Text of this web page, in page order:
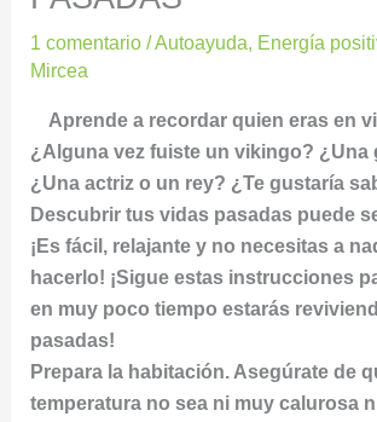
1 comentario /Autoayuda, Energía
Mircea
Aprende a recordar quien eras en
¿Alguna vez fuiste un vikingo? ¿Una
¿Una actriz o un rey? ¿Te gustaría
Descubrir tus vidas pasadas puede
¡Es fácil, relajante y no necesitas a
hacerlo! ¡Sigue estas instrucciones
en muy poco tiempo estarás
pasadas!
Prepara la habitación. Asegúrate de
temperatura no sea ni muy calurosa